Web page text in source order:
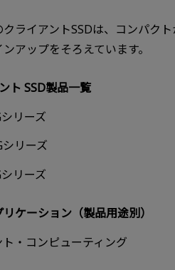
ライアントSSDは、コンパク
アップをそろえています。
ト SSD製品一覧
リーズ
リーズ
リーズ
ケーション（製品用途別）
ト・コンピューティング